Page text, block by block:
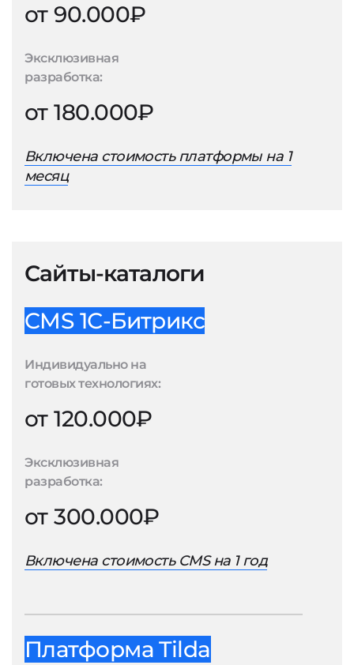
от 90.000₽
Эксклюзивная
разработка:
от 180.000₽
Включена стоимость платформы на 1
месяц
Сайты-каталоги
CMS 1С-Битрикс
Индивидуально на
готовых технологиях:
от 120.000₽
Эксклюзивная
разработка:
от 300.000₽
Включена стоимость CMS на 1 год
Платформа Tilda